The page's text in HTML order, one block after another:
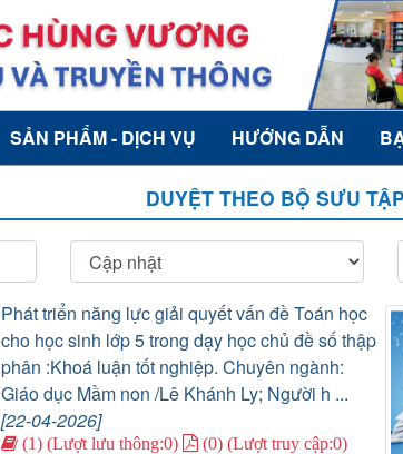
SẢN PHẨM - DỊCH VỤ HƯỚNG DẪN
DUYỆT THEO BỘ SƯU
Phát triển năng lực giải quyết vấn đề Toán học
cho học sinh lớp 5 trong dạy học chủ đề số thập
phân :Khoá luận tốt nghiệp. Chuyên ngành:
Giáo dục Mầm non /Lê Khánh Ly; Người h ...
[22-04-2026]
(1) (Lượt lưu thông:0) (0) (Lượt truy cập:0)